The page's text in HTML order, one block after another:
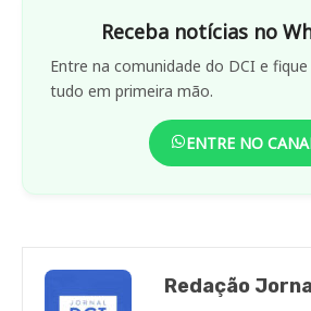
Receba notícias no
Entre na comunidade do DCI e
tudo em primeira mão.
ENTRE NO
Redação